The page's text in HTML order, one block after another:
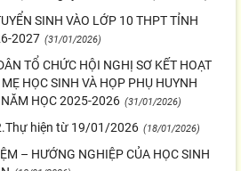
SINH VÀO LỚP 10 THPT TỈNH
2027 (31/01/2026)
TỔ CHỨC HỘI NGHỊ SƠ KẾT HOẠT
HỌC SINH VÀ HỌP PHỤ HUYNH
NĂM HỌC 2025-2026 (31/01/2026)
hiện từ 19/01/2026 (18/01/2026)
– HƯỚNG NGHIỆP CỦA HỌC SINH